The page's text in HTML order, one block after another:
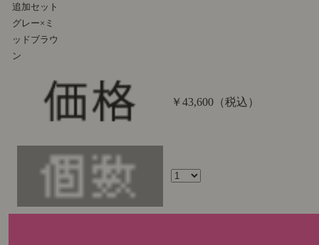
追加セット
グレー×ミ
ッドブラウ
ン
￥43,600 （税込）